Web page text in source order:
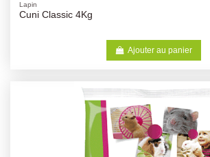
Lapin
Cuni Classic 4Kg
Ajouter au panier